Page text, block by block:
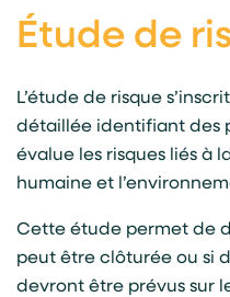
Étude de
L’étude de risque
détaillée identifiant des
évalue les risques liés à
humaine et
Cette étude permet de
peut être clôturée ou si
devront être prévus sur